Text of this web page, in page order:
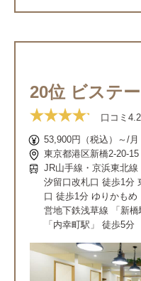
20位 ビステ
口コミ 4.2
53,900円（税込）～/月
東京都港区新橋2-20-
JR山手線・京浜東北線
汐留口改札口 徒歩1分
口 徒歩1分 ゆりかも
営地下鉄浅草線 「新
「内幸町駅」 徒歩5分